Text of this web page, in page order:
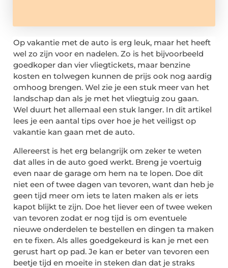
Op vakantie met de auto is erg leuk, maar het heeft
wel zo zijn voor en nadelen. Zo is het bijvoorbeeld
goedkoper dan vier vliegtickets, maar benzine
kosten en tolwegen kunnen de prijs ook nog aardig
omhoog brengen. Wel zie je een stuk meer van het
landschap dan als je met het vliegtuig zou gaan.
Wel duurt het allemaal een stuk langer. In dit artikel
lees je een aantal tips over hoe je het veiligst op
vakantie kan gaan met de auto.
Allereerst is het erg belangrijk om zeker te weten
dat alles in de auto goed werkt. Breng je voertuig
even naar de garage om hem na te lopen. Doe dit
niet een of twee dagen van tevoren, want dan heb je
geen tijd meer om iets te laten maken als er iets
kapot blijkt te zijn. Doe het liever een of twee weken
van tevoren zodat er nog tijd is om eventuele
nieuwe onderdelen te bestellen en dingen ta maken
en te fixen. Als alles goedgekeurd is kan je met een
gerust hart op pad. Je kan er beter van tevoren een
beetje tijd en moeite in steken dan dat je straks